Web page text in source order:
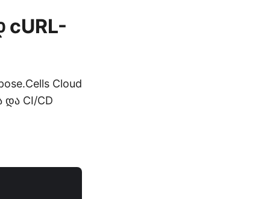
cURL-
Cloud
და CI/CD